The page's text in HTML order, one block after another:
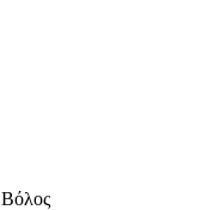
Βόλος